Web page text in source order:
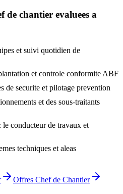
de chantier evaluees a
et suivi quotidien de
et controle conformite ABF
de securite et pilotage prevention
et des sous-traitants
conducteur de travaux et
techniques et aleas
Offres Chef de Chantier